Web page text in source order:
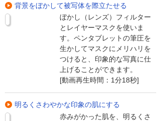
背景をぼかして被写体を際立たせる
ぼかし（レンズ）フィルター
とレイヤーマスクを使いま
す。ペンタブレットの筆圧を
生かしてマスクにメリハリを
つけると、印象的な写真に仕
上げることができます。
[動画再生時間：1分18秒]
明るくさわやかな印象の肌にする
赤みがかった肌を、明るくさ